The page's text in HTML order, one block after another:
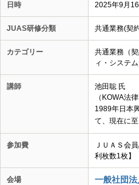
日時 2025年9月
JUAS研修分類 共通業務(契
カテゴリー
共通業務（
ィ・システ
講師
池田聡 氏
（KOWA法
1989年日本
て、現在に至
参加費
ＪＵＡＳ会
利枚数1枚】
会場 一般社団